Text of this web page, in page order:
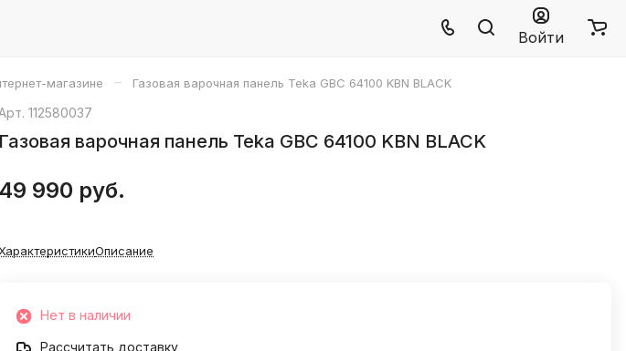
Войти
магазине – Газовая варочная панель Teka GBC 64100 KBN BLACK
112580037
Газовая варочная панель Teka GBC 64100 KBN BLACK
49 990 руб.
Описание
Нет в наличии
Рассчитать доставку